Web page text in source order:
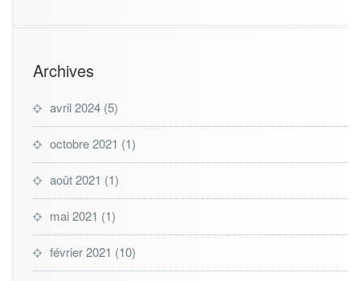
Archives
avril 2024 (5)
octobre 2021 (1)
août 2021 (1)
mai 2021 (1)
février 2021 (10)